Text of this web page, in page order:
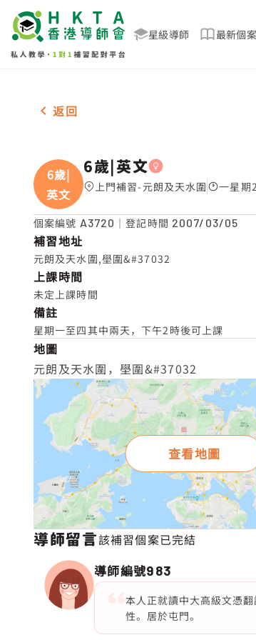
星級導師 最新個案
女-1名 6歲|英文，元朗及天水圍 補習推介
返回
6歲|
英文
6歲|英文
上門補習-元朗及天水圍 一星期
個案編號 A3720 ｜登記時間 2007/03/05
補習地址
元朗及天水圍,壆圍&#37032
上課時間
未定上課時間
備註
星期一至四其中兩天，下午2時後可上課
地圖
元朗及天水圍，壆圍&#37032
查看地圖
導師留言該補習個案已完結
導師編號983
本人正就讀中大高級文憑
性。居於屯門。